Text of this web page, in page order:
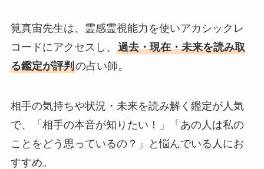
筧真宙先生は、霊感霊視能力を使いアカシックレ
コードにアクセスし、 過去・現在・未来を読み取
る鑑定が評判の占い師。
相手の気持ちや状況・未来を読み解く鑑定が人気
で、「相手の本音が知りたい！」「あの人は私の
ことをどう思っているの？」と悩んでいる人にお
すすめ。